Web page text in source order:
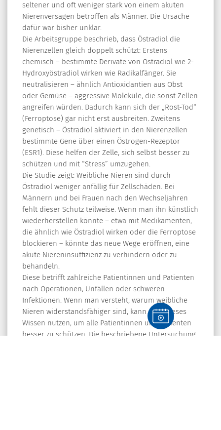
seltener und oft weniger stark von einem akuten
Nierenversagen betroffen als Männer. Die Ursache
dafür war bisher unklar.
Die Arbeitsgruppe beschrieb, dass Östradiol die
Nierenzellen gleich doppelt schützt: Erstens
chemisch – bestimmte Derivate von Östradiol wie 2-
Hydroxyöstradiol wirken wie Radikalfänger. Sie
neutralisieren – ähnlich Antioxidantien aus Obst
oder Gemüse – aggressive Moleküle, die sonst Zellen
angreifen würden. Dadurch kann sich der „Rost-Tod“
(Ferroptose) gar nicht erst ausbreiten. Zweitens
genetisch – Östradiol aktiviert in den Nierenzellen
bestimmte Gene über einen Östrogen-Rezeptor
(ESR1). Diese helfen der Zelle, sich selbst besser zu
schützen und mit “Stress” umzugehen.
Die Studie zeigt: Weibliche Nieren sind durch
Östradiol weniger anfällig für Zellschäden. Bei
Männern und bei Frauen nach den Wechseljahren
fehlt dieser Schutz teilweise. Wenn man ihn künstlich
wiederherstellen könnte – etwa mit Medikamenten,
die ähnlich wie Östradiol wirken oder die Ferroptose
blockieren – könnte das neue Wege eröffnen, eine
akute Niereninsuffizienz zu verhindern oder zu
behandeln.
Diese betrifft zahlreiche Patientinnen und Patienten
nach Operationen, Unfällen oder schweren
Infektionen. Wenn man versteht, warum weibliche
Nieren widerstandsfähiger sind, kann man dieses
Wissen nutzen, um alle Patientinnen und Patienten
besser zu schützen. Die beschriebene Untersuchung